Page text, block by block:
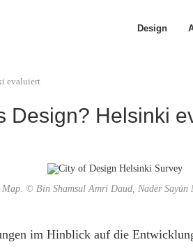
Design
evaluiert
Design? Helsinki
© Bin Shamsul Amri Daud, Nader
im Hinblick auf die